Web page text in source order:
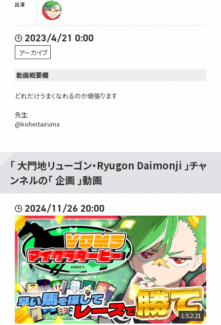
出演
2023/4/21 0:00
アーカイブ
動画概要欄
どれだけうまくなれるのか頑張ります
先生
@koheitairuma
Membership is here!! メンバーシップはここ！
hhttps://www.youtube.com/channel/UCivDgaCAh7WPBoKA24WN
wJQ/join
Twitter：https://twitter.com/VOMS_Project
HP：https://voms.net/
「 大門地リューゴン・Ryugon Daimonji 」チャ
ンネルの「 企画 」動画
2024/11/26 20:00
1:52:21